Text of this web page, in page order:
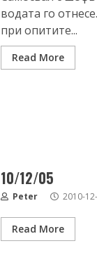
водата го
при опитите...
Read More
10/12/05
Peter 2010-
Read More